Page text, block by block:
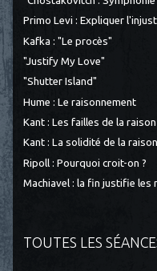
Primo Levi : Expliquer
Kafka : "Le procès"
"Justify My Love"
"Shutter Island"
Hume : Le raisonnement
Kant : Les failles de la
Kant : La solidité de la
Ripoll : Pourquoi croit-on ?
Machiavel : la fin justifie les
TOUTES LES